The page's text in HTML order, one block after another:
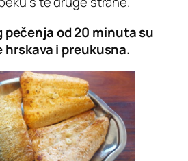
pečenja od 20 minuta su
hrskava i preukusna.